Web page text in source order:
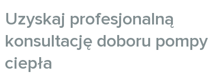
Uzyskaj profesjonalną
konsultację doboru pompy
ciepła